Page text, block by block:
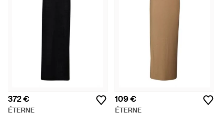
372 €
ÉTERNE
109 €
ÉTERNE